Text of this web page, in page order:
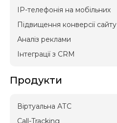
IP-телефонія на мобільних
Підвищення конверсії сайту
Аналіз реклами
Інтеграції з CRM
Продукти
Віртуальна АТС
Call-Tracking